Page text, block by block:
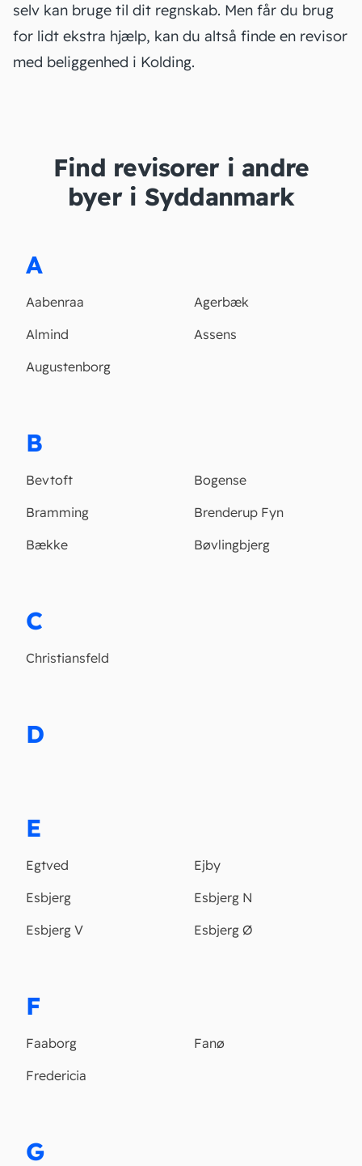
selv kan bruge til dit regnskab. Men får du brug
for lidt ekstra hjælp, kan du altså finde en revisor
med beliggenhed i Kolding.
Find revisorer i andre
byer i Syddanmark
A
Aabenraa
Agerbæk
Almind
Assens
Augustenborg
B
Bevtoft
Bogense
Bramming
Brenderup Fyn
Bække
Bøvlingbjerg
C
Christiansfeld
D
E
Egtved
Ejby
Esbjerg
Esbjerg N
Esbjerg V
Esbjerg Ø
F
Faaborg
Fanø
Fredericia
G